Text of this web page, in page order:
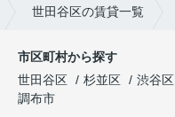
世田谷区の賃貸一覧
市区町村から探す
世田谷区
杉並区 渋谷区
調布市